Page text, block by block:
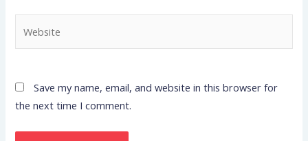
Save my name, email, and website in this browser for
the next time I comment.